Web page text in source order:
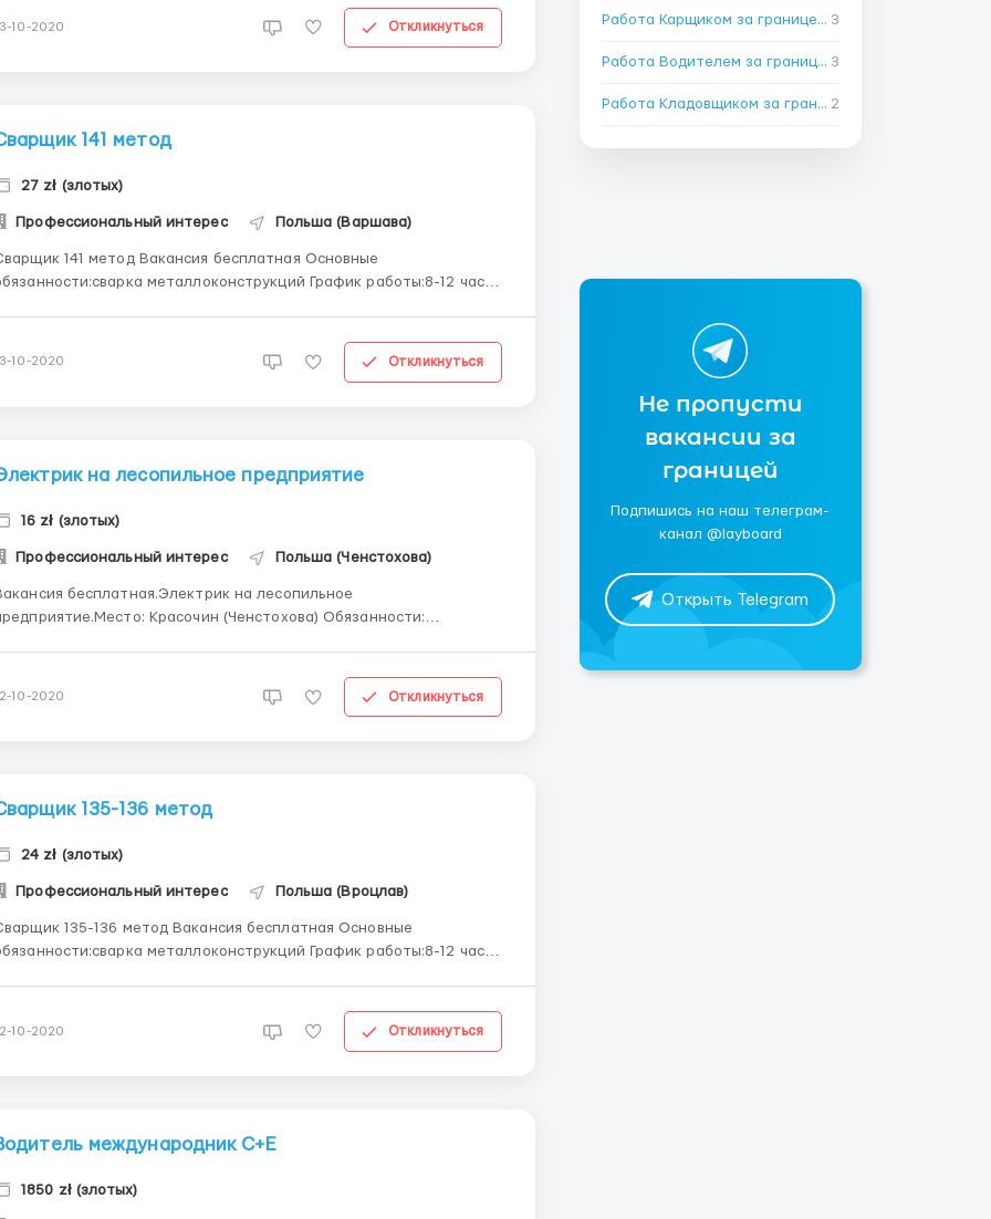
час. Проживание:Бесплатно, по 4 человека в комна...
10-2020 Откликнуться
141 метод
27 zł (злотых)
Профессиональный интерес Польша (Варшава)
141 метод Вакансия бесплатная Основные
металлоконструкций График работы:8-12 часов
Испытательный срок минимум 1 месяц Заработна...
13-10-2020 Откликнуться
на лесопильное предприятие
16 zł (злотых)
Профессиональный интерес Польша (Ченстохова)
бесплатная.Электрик на лесопильное
Красочин (Ченстохова) Обязанности:
от 20 до 45 лет, минимум 3 месяца виза/биометрия Ставка: от 16
10-2020 Откликнуться
135-136 метод
24 zł (злотых)
Профессиональный интерес Польша (Вроцлав)
135-136 метод Вакансия бесплатная Основные
металлоконструкций График работы:8-12 часов
Заработная плата:16-24 зл/час в зависимости...
10-2020 Откликнуться
международник С+Е
1850 zł (злотых)
Работа Карщиком за границей →
3
Работа Водителем за границей 3
Работа Кладовщиком за границей 2
Не пропусти
вакансии за
границей
Подпишись на наш телеграм-
канал @layboard
Открыть Telegram